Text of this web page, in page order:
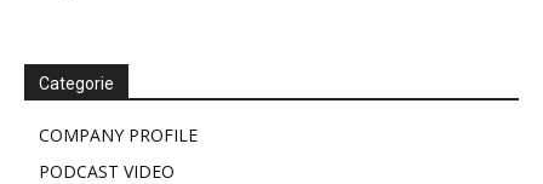
Categorie
COMPANY PROFILE
PODCAST VIDEO